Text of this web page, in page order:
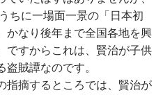
ちに一場面一景の「日本初
かなり後年まで全国各地を興
ですからこれは、賢治が子供
賊譚なのです。
摘するところでは、賢治が